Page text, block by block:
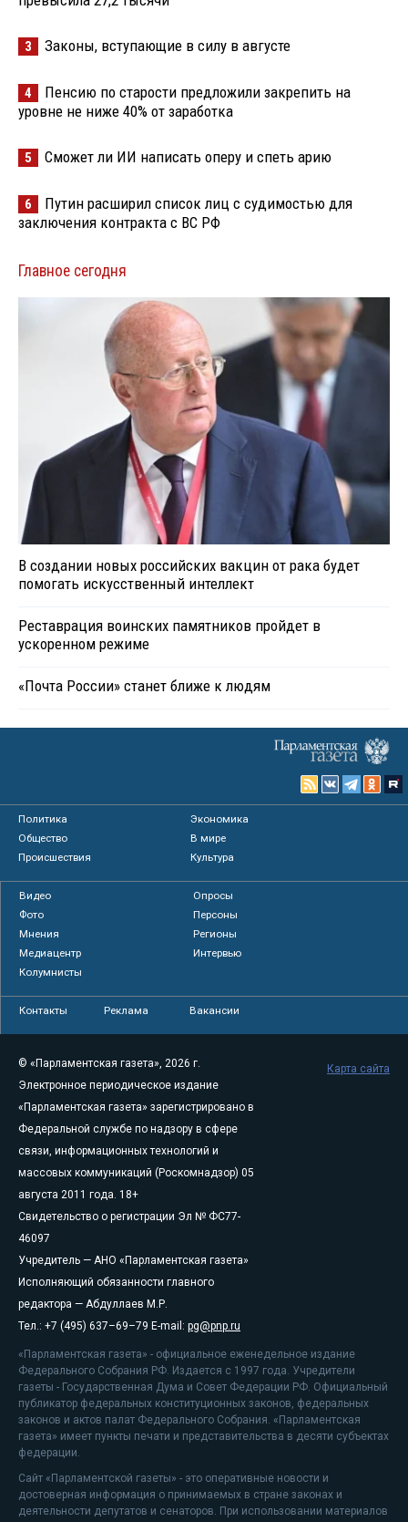
3 Законы, вступающие в силу в августе
4
Пенсию по старости предложили закрепить на
уровне не ниже 40% от заработка
5 Сможет ли ИИ написать оперу и спеть арию
6
Путин расширил список лиц с судимостью для
заключения контракта с ВС РФ
Главное сегодня
В создании новых российских вакцин от рака будет
помогать искусственный интеллект
Реставрация воинских памятников пройдет в
ускоренном режиме
«Почта России» станет ближе к людям
Политика
Экономика
Общество
В мире
Происшествия
Культура
Видео
Опросы
Фото
Персоны
Мнения
Регионы
Медиацентр
Интервью
Колумнисты
Контакты Реклама Вакансии
© «Парламентская газета», 2026 г.
Электронное периодическое издание
«Парламентская газета» зарегистрировано в
Федеральной службе по надзору в сфере
связи, информационных технологий и
массовых коммуникаций (Роскомнадзор) 05
августа 2011 года. 18+
Свидетельство о регистрации Эл № ФС77-
46097
Учредитель — АНО «Парламентская газета»
Исполняющий обязанности главного
редактора — Абдуллаев М.Р.
Тел.: +7 (495) 637–69–79 E-mail: pg@pnp.ru
«Парламентская газета» - официальное еженедельное издание
Федерального Собрания РФ. Издается с 1997 года. Учредители
газеты - Государственная Дума и Совет Федерации РФ. Официальный
публикатор федеральных конституционных законов, федеральных
законов и актов палат Федерального Собрания. «Парламентская
газета» имеет пункты печати и представительства в десяти субъектах
федерации.
Сайт «Парламентской газеты» - это оперативные новости и
достоверная информация о принимаемых в стране законах и
деятельности депутатов и сенаторов. При использовании материалов
Карта сайта